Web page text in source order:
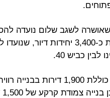
שאושרה לשגב שלום נועדה
לבין כביש 40.